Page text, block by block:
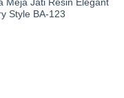
Meja Jati Resin Elegant
Style BA-123